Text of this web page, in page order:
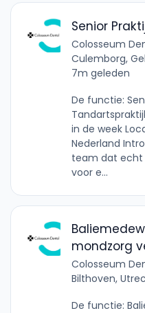
Senior
Colosseum
Culemborg,
7m geleden
De functie:
in de week
Nederland
team dat echt
voor e...
mondzorg
Colosseum
Bilthoven,
De functie: